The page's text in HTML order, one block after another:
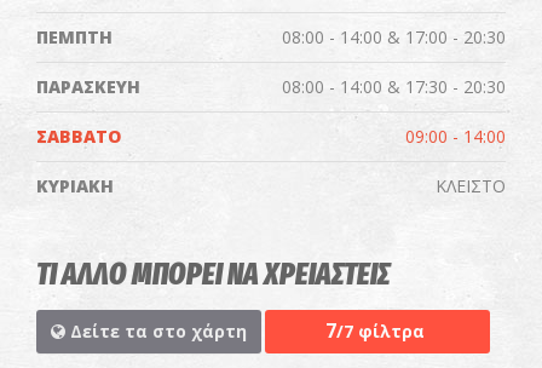
ΠΕΜΠΤΗ 08:00 - 14:00 & 17:00 - 20:30
ΠΑΡΑΣΚΕΥΗ 08:00 - 14:00 & 17:30 - 20:30
ΣΑΒΒΑΤΟ 09:00 - 14:00
ΚΥΡΙΑΚΗ ΚΛΕΙΣΤΟ
ΤΙ ΑΛΛΟ ΜΠΟΡΕΙ ΝΑ ΧΡΕΙΑΣΤΕΙΣ
Δείτε τα στο χάρτη 7/7 φίλτρα